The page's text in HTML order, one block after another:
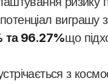
виграшу
та 96.27%що
з